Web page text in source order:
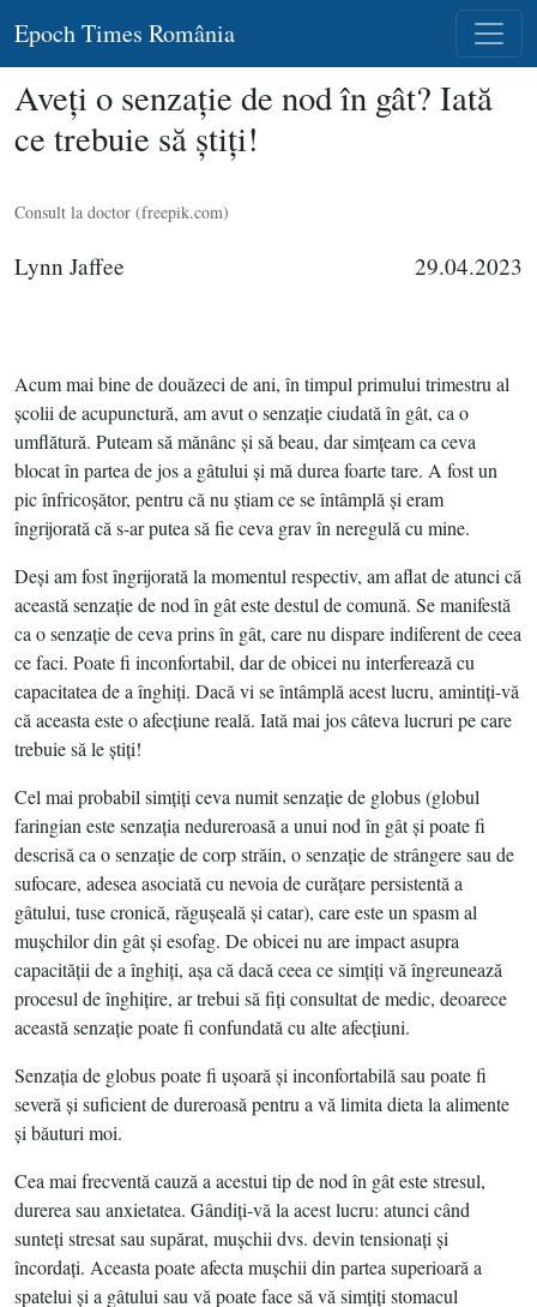
Epoch Times România
Aveţi o senzaţie de nod în gât? Iată
ce trebuie să ştiţi!
Consult la doctor (freepik.com)
Lynn Jaffee 29.04.2023
Acum mai bine de douăzeci de ani, în timpul primului trimestru al
şcolii de acupunctură, am avut o senzaţie ciudată în gât, ca o
umflătură. Puteam să mănânc şi să beau, dar simţeam ca ceva
blocat în partea de jos a gâtului şi mă durea foarte tare. A fost un
pic înfricoşător, pentru că nu ştiam ce se întâmplă şi eram
îngrijorată că s-ar putea să fie ceva grav în neregulă cu mine.
Deşi am fost îngrijorată la momentul respectiv, am aflat de atunci că
această senzaţie de nod în gât este destul de comună. Se manifestă
ca o senzaţie de ceva prins în gât, care nu dispare indiferent de ceea
ce faci. Poate fi inconfortabil, dar de obicei nu interferează cu
capacitatea de a înghiţi. Dacă vi se întâmplă acest lucru, amintiţi-vă
că aceasta este o afecţiune reală. Iată mai jos câteva lucruri pe care
trebuie să le ştiţi!
Cel mai probabil simţiţi ceva numit senzaţie de globus (globul
faringian este senzaţia nedureroasă a unui nod în gât şi poate fi
descrisă ca o senzaţie de corp străin, o senzaţie de strângere sau de
sufocare, adesea asociată cu nevoia de curăţare persistentă a
gâtului, tuse cronică, răguşeală şi catar), care este un spasm al
muşchilor din gât şi esofag. De obicei nu are impact asupra
capacităţii de a înghiţi, aşa că dacă ceea ce simţiţi vă îngreunează
procesul de înghiţire, ar trebui să fiţi consultat de medic, deoarece
această senzaţie poate fi confundată cu alte afecţiuni.
Senzaţia de globus poate fi uşoară şi inconfortabilă sau poate fi
severă şi suficient de dureroasă pentru a vă limita dieta la alimente
şi băuturi moi.
Cea mai frecventă cauză a acestui tip de nod în gât este stresul,
durerea sau anxietatea. Gândiţi-vă la acest lucru: atunci când
sunteţi stresat sau supărat, muşchii dvs. devin tensionaţi şi
încordaţi. Aceasta poate afecta muşchii din partea superioară a
spatelui şi a gâtului sau vă poate face să vă simţiţi stomacul